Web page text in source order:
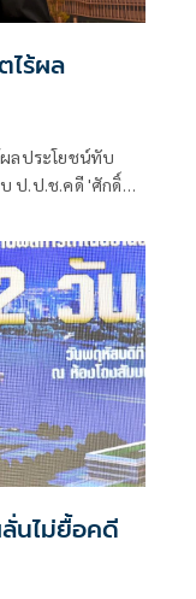
ไร้ผล
ลประโยชน์ทับ
ป.ป.ช.คดี 'ศักดิ์
ลั่นไม่ยื้อคดี